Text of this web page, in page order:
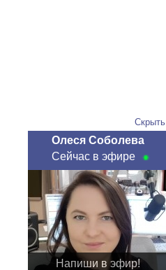
Скрыть
Олеся Соболева
Сейчас в эфире
Напиши в эфир!